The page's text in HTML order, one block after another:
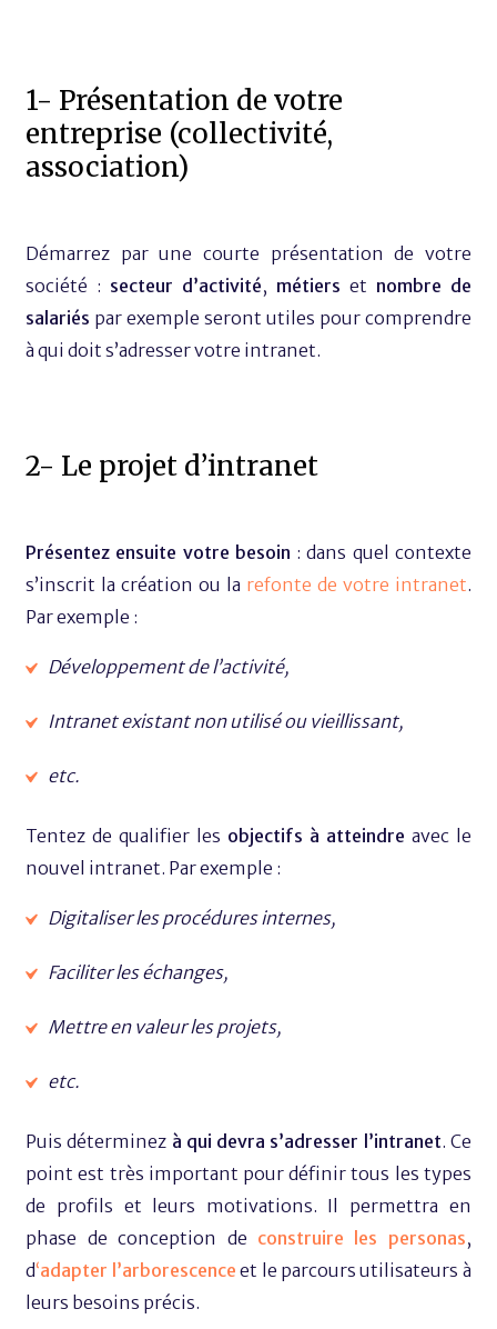
1- Présentation de votre
entreprise (collectivité,
association)
Démarrez par une courte présentation de votre
société : secteur d’activité, métiers et nombre de
salariés par exemple seront utiles pour comprendre
à qui doit s’adresser votre intranet.
2- Le projet d’intranet
Présentez ensuite votre besoin : dans quel contexte
s’inscrit la création ou la refonte de votre intranet.
Par exemple :
Développement de l’activité,
Intranet existant non utilisé ou vieillissant,
etc.
Tentez de qualifier les objectifs à atteindre avec le
nouvel intranet. Par exemple :
Digitaliser les procédures internes,
Faciliter les échanges,
Mettre en valeur les projets,
etc.
Puis déterminez à qui devra s’adresser l’intranet. Ce
point est très important pour définir tous les types
de profils et leurs motivations. Il permettra en
phase de conception de construire les personas,
d‘adapter l’arborescence et le parcours utilisateurs à
leurs besoins précis.